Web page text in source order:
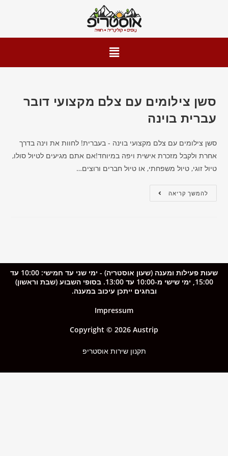
סשן צילומים עם צלם מקצועי דובר
עברית בוינה
סשן צילומים עם צלם מקצועי בוינה - בעברית! לחוות את וינה בדרך
אחרת ולקבל מזכרת אישית ויפה במיוחד!אם אתם מגיעים לטיול סולו,
טיול זוגי, טיול משפחתי, או טיול חברים ורוצים…
להמשך קריאה
שעות פעילות ומענה (שעון אוסטריה) - ימי שני עד חמישי: 10:00 עד
15:00, ימי שישי מ-10:00 עד 13:00. בסופי השבוע (שבת וראשון)
ובחגים ייתכן עיכוב במענה.
Impressum
Copyright © 2026 Austrip
תקנון שירות אוסטריפ